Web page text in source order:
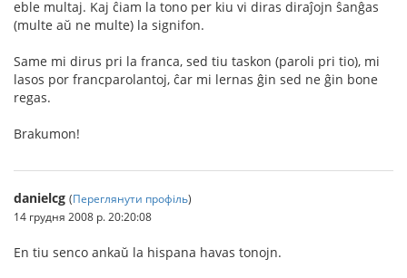
eble multaj. Kaj ĉiam la tono per kiu vi diras diraĵojn ŝanĝas
(multe aŭ ne multe) la signifon.
Same mi dirus pri la franca, sed tiu taskon (paroli pri tio), mi
lasos por francparolantoj, ĉar mi lernas ĝin sed ne ĝin bone
regas.
Brakumon!
danielcg (Переглянути профіль)
14 грудня 2008 р. 20:20:08
En tiu senco ankaŭ la hispana havas tonojn.